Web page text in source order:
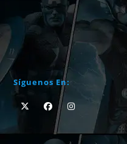
Síguenos En: